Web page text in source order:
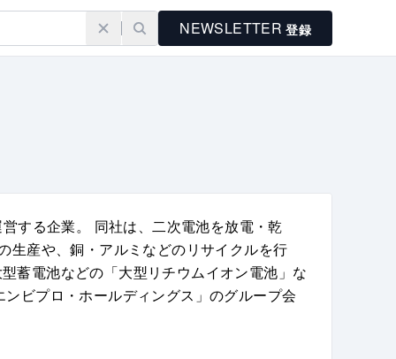
NEWSLETTER 登録
する企業。 同社は、二次電池を放電・乾
生産や、銅・アルミなどのリサイクルを行
蓄電池などの「大型リチウムイオン電池」な
ビプロ・ホールディングス」のグループ会